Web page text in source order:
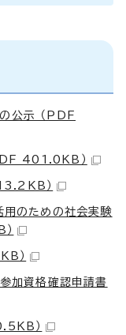
公示 （PDF
401.0KB）
）
のための社会実験
）
加資格確認申請書
）